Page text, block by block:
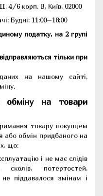
4/6 корп. В, Київ, 02000
Будні: 11:00–18:00
податку, на 2 групі
тільки при
на нашому сайті,
обміну на товари
товару покупцем
або обмін придбаного на
що:
і не має слідів
сколів, потертостей,
піддавалося змінам і